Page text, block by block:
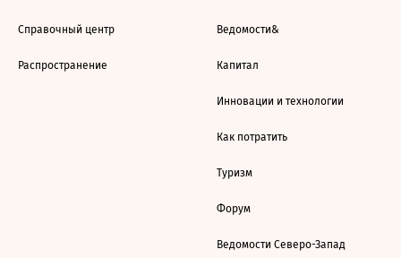
Справочный центр
Распространение
Ведомости&
Капитал
Инновации и технологии
Как потратить
Туризм
Форум
Ведомости Северо-Запад